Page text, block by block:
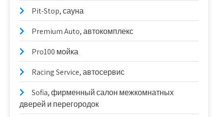
Pit-Stop, сауна
Premium Auto, автокомплекс
Pro100 мойка
Racing Service, автосервис
Sofia, фирменный салон межкомнатных
дверей и перегородок